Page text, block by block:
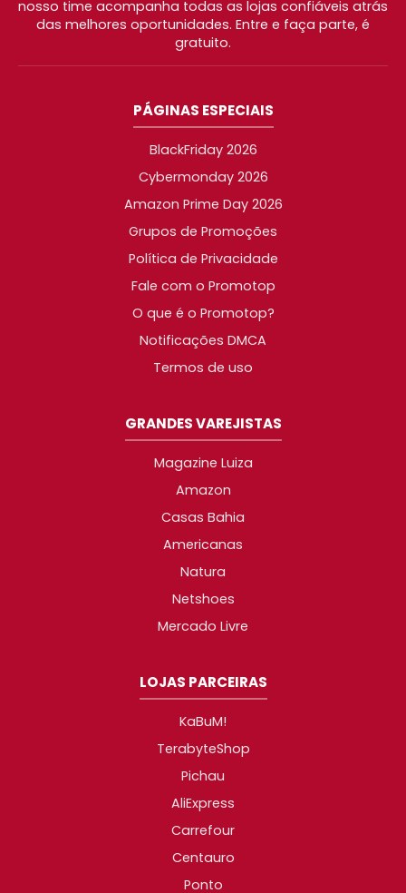
nosso time acompanha todas as lojas confiáveis atrás
das melhores oportunidades. Entre e faça parte, é
gratuito.
PÁGINAS ESPECIAIS
BlackFriday 2026
Cybermonday 2026
Amazon Prime Day 2026
Grupos de Promoções
Política de Privacidade
Fale com o Promotop
O que é o Promotop?
Notificações DMCA
Termos de uso
GRANDES VAREJISTAS
Magazine Luiza
Amazon
Casas Bahia
Americanas
Natura
Netshoes
Mercado Livre
LOJAS PARCEIRAS
KaBuM!
TerabyteShop
Pichau
AliExpress
Carrefour
Centauro
Ponto